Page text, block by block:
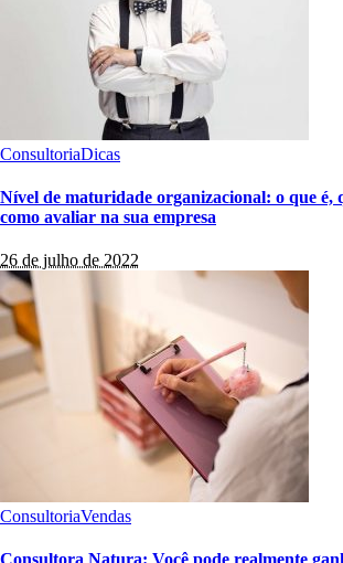
ConsultoriaDicas
Nível de maturidade organizacional: o que é,
como avaliar na sua empresa
26 de julho de 2022
ConsultoriaVendas